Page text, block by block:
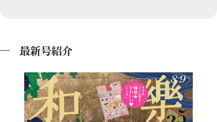
最新号紹介